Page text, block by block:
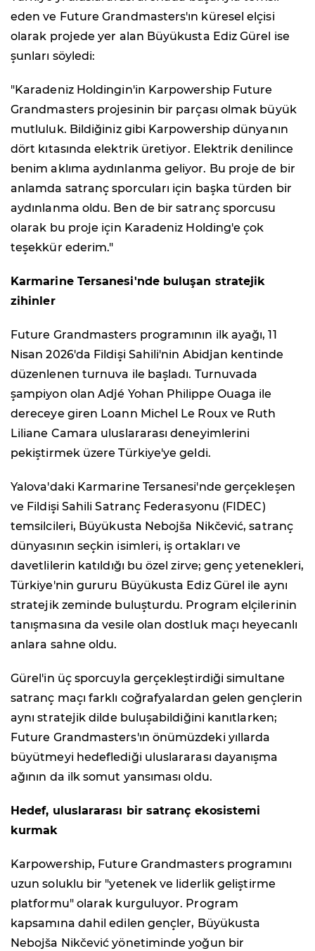
eden ve Future Grandmasters'ın küresel elçisi
olarak projede yer alan Büyükusta Ediz Gürel ise
şunları söyledi:
"Karadeniz Holdingin'in Karpowership Future
Grandmasters projesinin bir parçası olmak büyük
mutluluk. Bildiğiniz gibi Karpowership dünyanın
dört kıtasında elektrik üretiyor. Elektrik denilince
benim aklıma aydınlanma geliyor. Bu proje de bir
anlamda satranç sporcuları için başka türden bir
aydınlanma oldu. Ben de bir satranç sporcusu
olarak bu proje için Karadeniz Holding'e çok
teşekkür ederim."
Karmarine Tersanesi'nde buluşan stratejik
zihinler
Future Grandmasters programının ilk ayağı, 11
Nisan 2026'da Fildişi Sahili'nin Abidjan kentinde
düzenlenen turnuva ile başladı. Turnuvada
şampiyon olan Adjé Yohan Philippe Ouaga ile
dereceye giren Loann Michel Le Roux ve Ruth
Liliane Camara uluslararası deneyimlerini
pekiştirmek üzere Türkiye'ye geldi.
Yalova'daki Karmarine Tersanesi'nde gerçekleşen
ve Fildişi Sahili Satranç Federasyonu (FIDEC)
temsilcileri, Büyükusta Nebojša Nikčević, satranç
dünyasının seçkin isimleri, iş ortakları ve
davetlilerin katıldığı bu özel zirve; genç yetenekleri,
Türkiye'nin gururu Büyükusta Ediz Gürel ile aynı
stratejik zeminde buluşturdu. Program elçilerinin
tanışmasına da vesile olan dostluk maçı heyecanlı
anlara sahne oldu.
Gürel'in üç sporcuyla gerçekleştirdiği simultane
satranç maçı farklı coğrafyalardan gelen gençlerin
aynı stratejik dilde buluşabildiğini kanıtlarken;
Future Grandmasters'ın önümüzdeki yıllarda
büyütmeyi hedeflediği uluslararası dayanışma
ağının da ilk somut yansıması oldu.
Hedef, uluslararası bir satranç ekosistemi
kurmak
Karpowership, Future Grandmasters programını
uzun soluklu bir "yetenek ve liderlik geliştirme
platformu" olarak kurguluyor. Program
kapsamına dahil edilen gençler, Büyükusta
Nebojša Nikčević yönetiminde yoğun bir